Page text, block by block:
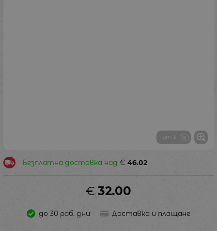
1 от 3
Безплатна доставка над 46.02
€
32.00
€
до 30 раб. дни Доставка и плащане